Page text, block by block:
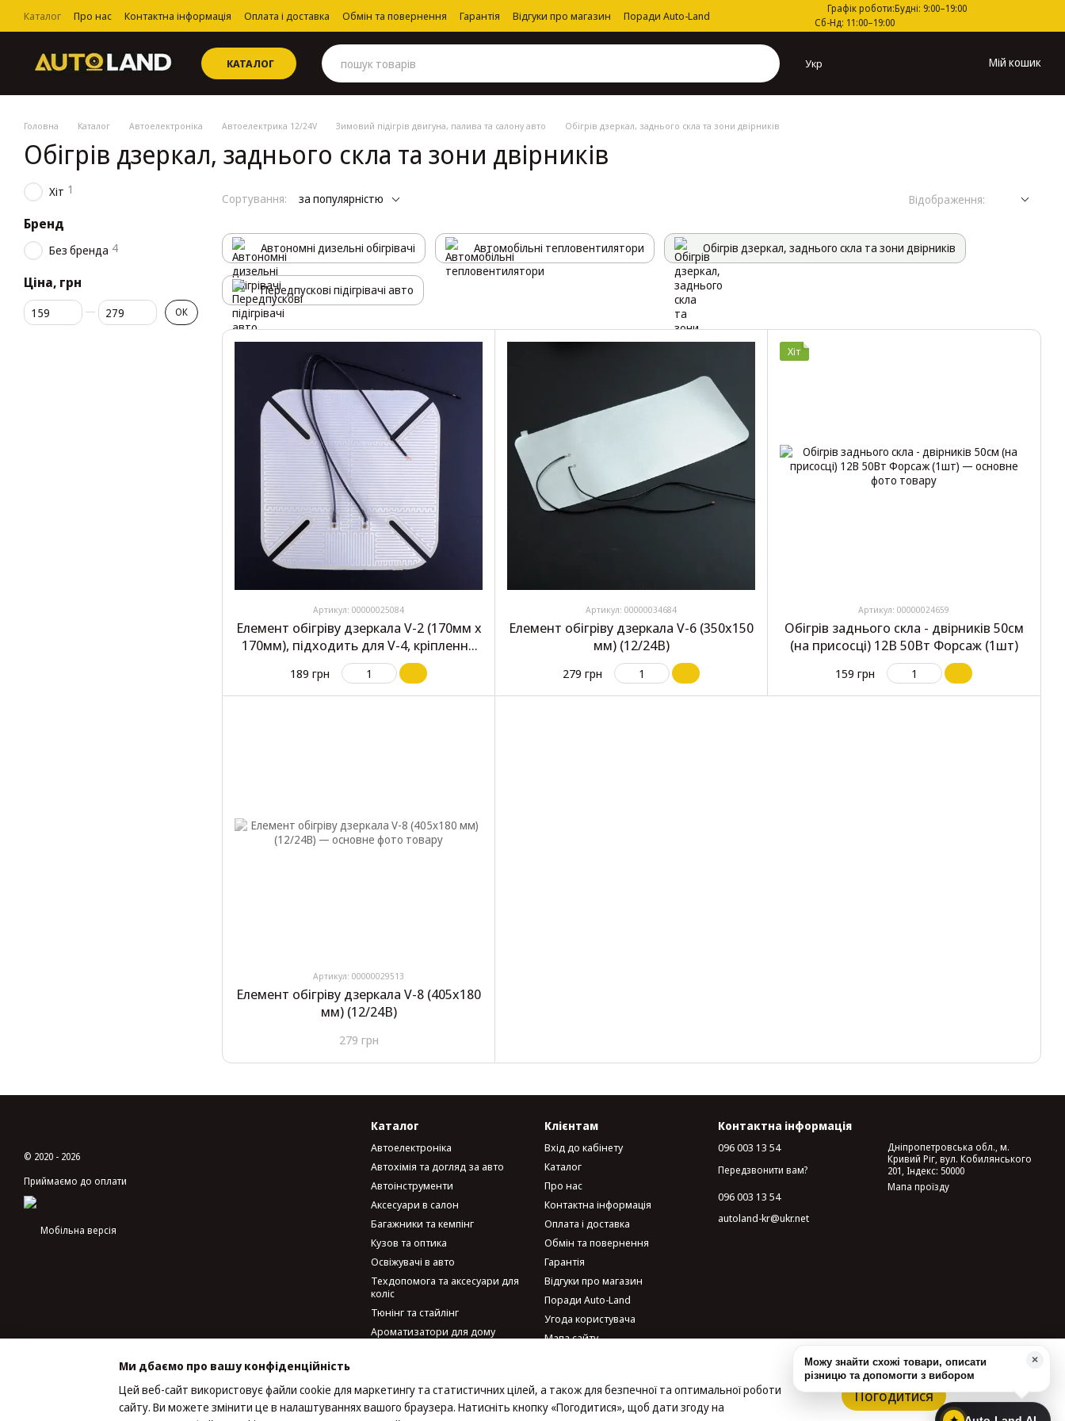
Перейти до основного контенту
Каталог Про нас Контактна інформація Оплата і доставка Обмін та повернення Гарантія Відгуки про магазин
Поради Auto-Land
Угода користувача
Графік роботи:Будні: 9:00–19:00
Сб-Нд: 11:00–19:00
КАТАЛОГ Укр Мій кошик
Головна Каталог Автоелектроніка Автоелектрика 12/24V Зимовий підігрів двигуна, палива та салону авто Обігрів дзеркал, заднього скла та зони двірників
Обігрів дзеркал, заднього скла та зони двірників
Сортування: за популярністю Відображення:
Автономні дизельні обігрівачі Автомобільні тепловентилятори Обігрів дзеркал, заднього скла та зони двірників
Передпускові підігрівачі авто
Артикул: 00000025084
Елемент обігріву дзеркала V-2 (170мм х
170мм), підходить для V-4, кріплення
по центру (12/24В)
189 грн
Артикул: 00000034684
Елемент обігріву дзеркала V-6 (350х150
мм) (12/24В)
279 грн
Хіт
Артикул: 00000024659
Обігрів заднього скла - двірників 50см
(на присосці) 12В 50Вт Форсаж (1шт)
159 грн
Артикул: 00000029513
Елемент обігріву дзеркала V-8 (405х180
мм) (12/24В)
279 грн
Хіт 1
Бренд
Без бренда 4
Ціна, грн
Від Ціна, грн
До Ціна, грн ОК
© 2020 - 2026
Приймаємо до оплати
Мобільна версія
Каталог
Автоелектроніка
Автохімія та догляд за авто
Автоінструменти
Аксесуари в салон
Багажники та кемпінг
Кузов та оптика
Освіжувачі в авто
Техдопомога та аксесуари для
коліс
Тюнінг та стайлінг
Ароматизатори для дому
Набори автомобіліста
Клієнтам
Вхід до кабінету
Каталог
Про нас
Контактна інформація
Оплата і доставка
Обмін та повернення
Гарантія
Відгуки про магазин
Поради Auto-Land
Угода користувача
Мапа сайту
Контактна інформація
096 003 13 54
Передзвонити вам?
096 003 13 54
autoland-kr@ukr.net
Дніпропетровська обл., м.
Кривий Ріг, вул. Кобилянського
201, Індекс: 50000
Мапа проїзду
Ми дбаємо про вашу конфіденційність
Цей веб-сайт використовує файли cookie для маркетингу та статистичних цілей, а також для безпечної та оптимальної роботи
сайту. Ви можете змінити це в налаштуваннях вашого браузера. Натисніть кнопку «Погодитися», щоб дати згоду на
Погодитися
Можу знайти схожі товари, описати
різницю та допомогти з вибором
×